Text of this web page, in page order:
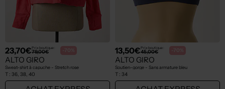
23,70€Prix boutique :
79,00€ -70%
ALTO GIRO
Sweat-shirt à capuche - Stretch rose
T : 36, 38, 40
13,50€Prix boutique :
45,00€ -70%
ALTO GIRO
Soutien-gorge - Sans armature bleu
T : 34